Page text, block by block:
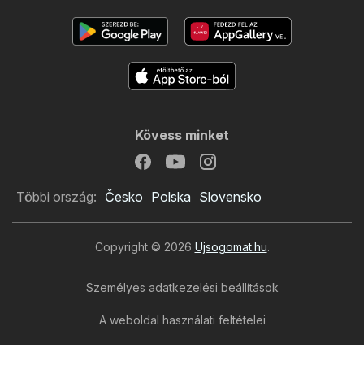
Kövess minket
Többi ország: Česko Polska Slovensko
Copyright © 2026 Ujsogomat.hu.
Személyes adatkezelési beállítások
A weboldal használati feltételei